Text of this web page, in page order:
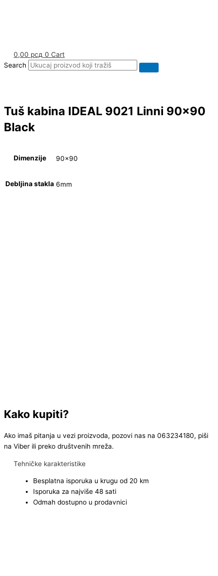
0,00 рсд 0 Cart
Search
Tuš kabina IDEAL 9021 Linni 90×90
Black
Dimenzije 90×90
Debljina stakla 6mm
Kako kupiti?
Ako imaš pitanja u vezi proizvoda, pozovi nas na 063234180, piši
na Viber ili preko društvenih mreža.
Tehničke karakteristike
Besplatna isporuka u krugu od 20 km
Isporuka za najviše 48 sati
Odmah dostupno u prodavnici